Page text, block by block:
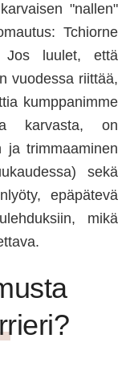
"nallen"
Tchiorne
Jos luulet, että
vuodessa riittää,
kumppanimme
karvasta, on
ja trimmaaminen
sekä
epäpätevä
mikä